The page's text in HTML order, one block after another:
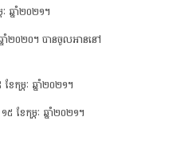
ឆ្នាំ២០២១។
ាំ២០២០។ បានចូលអាននៅ
កុម្ភៈ ឆ្នាំ២០២១។
ខែកុម្ភៈ ឆ្នាំ២០២១។